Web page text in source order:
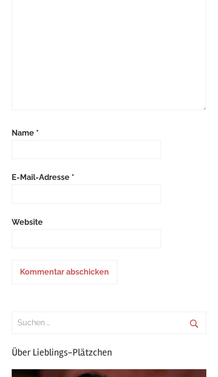
Name *
E-Mail-Adresse *
Website
Über Lieblings-Plätzchen